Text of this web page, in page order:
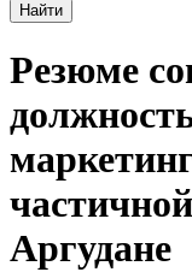
Найти
Резюме
Аргудане